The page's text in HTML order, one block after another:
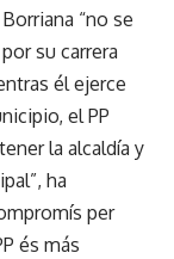
“no se
su carrera
él ejerce
el PP
la alcaldía y
ha
per
és más